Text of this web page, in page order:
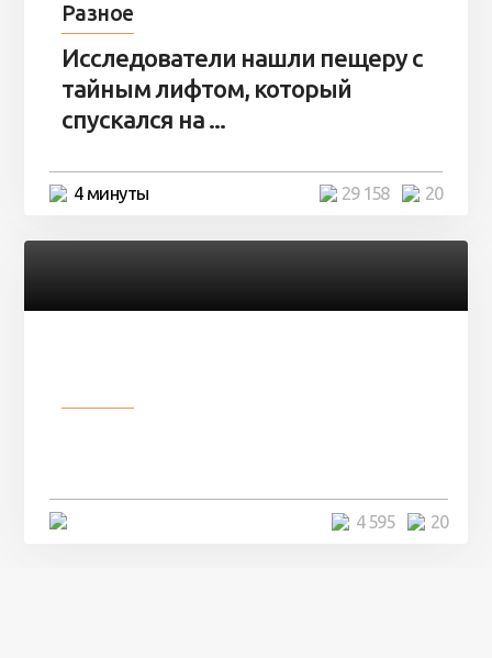
Разное
Исследователи нашли пещеру с
тайным лифтом, который
спускался на ...
4 минуты 20
29 158
20
4 595